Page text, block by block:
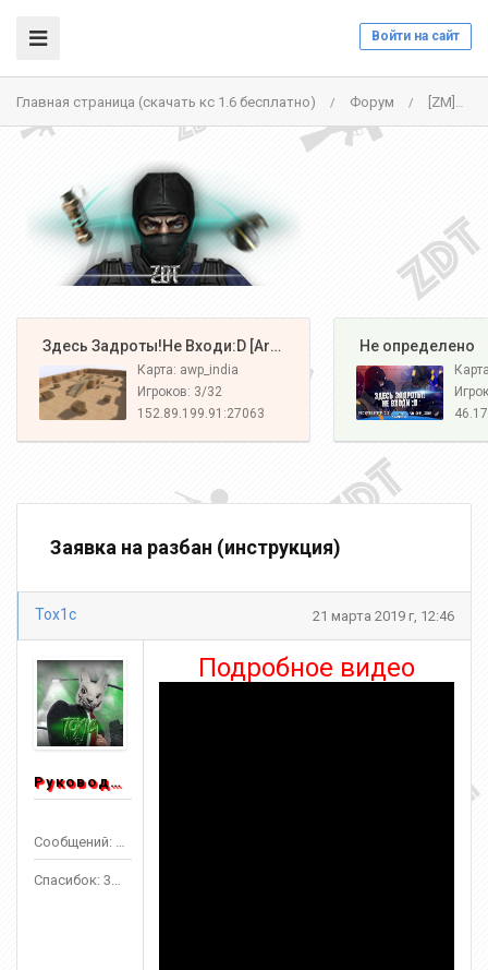
Войти на сайт
Главная страница (скачать кс 1.6 бесплатно) / Форум / [ZM]НАЦИЯ Z[CSO+LVL] - 46.174.55.7:27015
️ Здесь Задроты!Не Входи:D [Army#1]
Карта: awp_india
Игроков: 3/32
152.89.199.91:27063
️ Не определено
Заявка на разбан (инструкция)
Tox1c 21 марта 2019 г, 12:46
Руководитель
Сообщений: 1553
Спасибок: 3303
Подробное видео